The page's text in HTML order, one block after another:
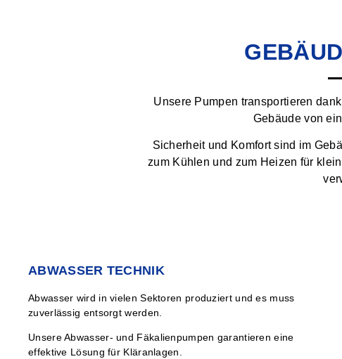
Unsere Pumpen transportieren
Gebäude von
Sicherheit und Komfort sind im
zum Kühlen und zum Heizen für
ABWASSER TECHNIK
Abwasser wird in vielen Sektoren produziert und es muss
zuverlässig entsorgt werden.
Unsere Abwasser- und Fäkalienpumpen garantieren eine
effektive Lösung für Kläranlagen.